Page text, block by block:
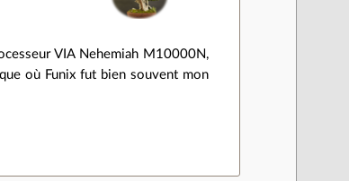
VIA Nehemiah M10000N,
où Funix fut bien souvent mon